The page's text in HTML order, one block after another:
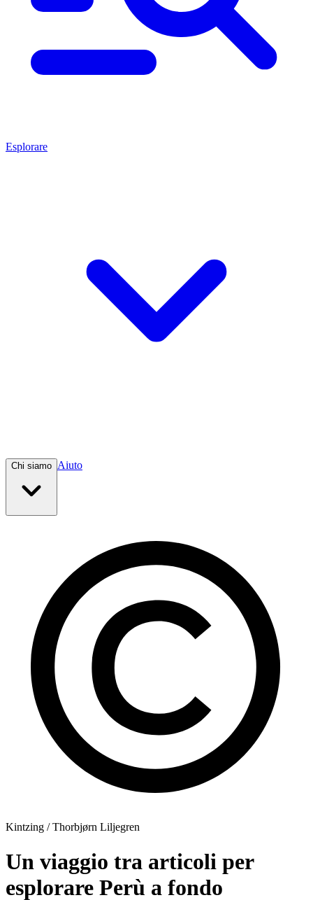
Esplorare
Chi siamo Aiuto
Kintzing / Thorbjørn Liljegren
Un viaggio tra articoli per
esplorare Perù a fondo